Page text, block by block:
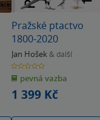
Pražské ptactvo
1800-2020
Jan Hošek & další
0.0
z
5
hvězdiček
pevná vazba
1 399 Kč